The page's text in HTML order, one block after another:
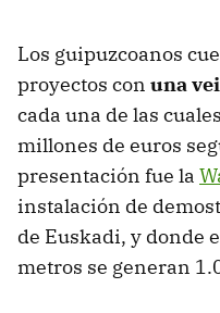
Los guipuzcoanos
proyectos con una
cada una de las
millones de euros
presentación fue la
instalación de
de Euskadi, y donde
metros se generan